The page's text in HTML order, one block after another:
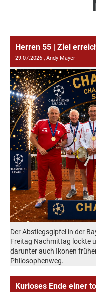
Herren 55 | Ziel
29.07.2026 , Andy Mayer
Der Abstiegsgipfel in der
Freitag Nachmittag lockte
darunter auch Ikonen
Philosophenweg.